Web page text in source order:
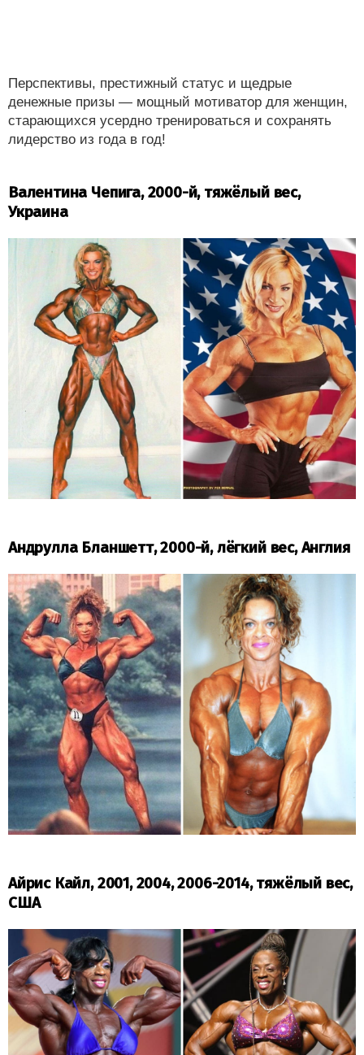
Перспективы, престижный статус и щедрые
денежные призы — мощный мотиватор для женщин,
старающихся усердно тренироваться и сохранять
лидерство из года в год!
Валентина Чепига, 2000-й, тяжёлый вес,
Украина
Андрулла Бланшетт, 2000-й, лёгкий вес, Англия
Айрис Кайл, 2001, 2004, 2006-2014, тяжёлый вес,
США